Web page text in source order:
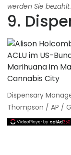
werden Sie bezahlt.
9.
Dispensary
Thompson / AP /